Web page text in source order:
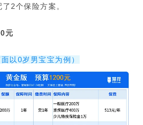
2个保险方案。
元
面以0岁男宝宝为例）